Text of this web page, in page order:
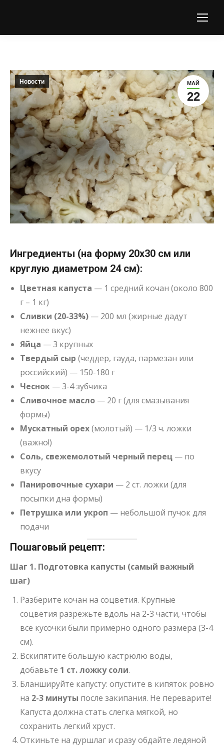
МАЙ
22
Новости
Ингредиенты (на форму 20х30 см или
круглую диаметром 24 см):
Цветная капуста — 1 средний кочан (около 800
г – 1 кг)
Сливки (20-33%) — 200 мл (жирные дадут
нежнее вкус)
Яйца — 3 крупных
Твердый сыр (чеддер, гауда, пармезан или
российский) — 150-180 г
Чеснок — 3-4 зубчика
Сливочное масло — 20 г (для смазывания
формы)
Мускатный орех(молотый) — 1/3 ч. ложки
(важно!)
Соль, свежемолотый черный перец — по
вкусу
Панировочные сухари — 2 ст. ложки (для
посыпки дна формы)
Петрушка или укроп — небольшой пучок для
подачи
Пошаговый рецепт:
Шаг 1. Подготовка капусты (самый важный
шаг)
Разберите кочан на соцветия. Крупные
соцветия разрежьте вдоль на 2-3 части, чтобы
все кусочки были примерно одного размера (3-4
см).
Вскипятите большую кастрюлю воды,
добавьте 1 ст. ложку соли.
Бланшируйте капусту: опустите в кипяток ровно
на 2-3 минуты после закипания. Не переварите!
Капуста должна стать слегка мягкой, но
сохранить легкий хруст.
Откиньте на дуршлаг и сразу обдайте ледяной